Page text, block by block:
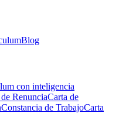
Blog
con inteligencia
RenunciaCarta de
Constancia de TrabajoCarta